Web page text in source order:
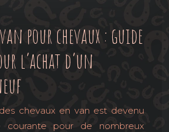
pour chevaux : guide
l’achat d’un
chevaux en van est devenu
courante pour de nombreux